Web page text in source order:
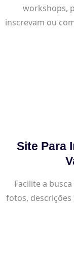
workshops,
inscrevam ou
Site Para
Facilite a
fotos,